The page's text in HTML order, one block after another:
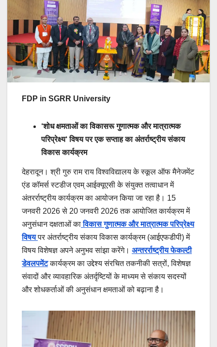
FDP in SGRR University
‘शोध क्षमताओं का विकासरू गुणात्मक और मात्रात्मक
परिप्रेक्ष्य‘ विषय पर एक सप्ताह का अंतर्राष्ट्रीय संकाय
विकास कार्यक्रम
देहरादून। श्री गुरु राम राय विश्वविद्यालय के स्कूल ऑफ मैनेजमेंट
एंड कॉमर्स स्टडीज एवम् आईक्यूएसी के संयुक्त तत्वाधान में
अंतरर्राष्ट्रीय कार्यक्रम का आयोजन किया जा रहा है। 15
जनवरी 2026 से 20 जनवरी 2026 तक आयोजित कार्यक्रम में
अनुसंधान दक्षताओं काविकास गुणात्मक और मात्रात्मक परिप्रेक्ष्य
विषयपर अंतर्राष्ट्रीय संकाय विकास कार्यक्रम (आईएफडीपी) में
विषय विशेषज्ञ अपने अनुभव सांझा करेंगे। अन्तरर्राष्ट्रीय फेकल्टी
डेवलपमेंटकार्यक्रम का उद्देश्य संरचित तकनीकी सत्रों, विशेषज्ञ
संवादों और व्यावहारिक अंतर्दृष्टियों के माध्यम से संकाय सदस्यों
और शोधकर्ताओं की अनुसंधान क्षमताओं को बढ़ाना है।